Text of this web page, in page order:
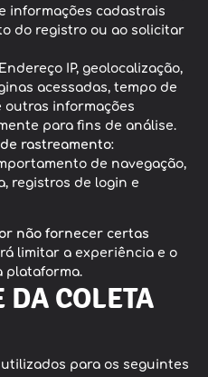
informações cadastrais
do registro ou ao solicitar
IP, geolocalização,
acessadas, tempo de
outras informações
para fins de análise.
rastreamento:
de navegação,
registros de login e
não fornecer certas
limitar a experiência e o
plataforma.
COLETA
utilizados para os seguintes